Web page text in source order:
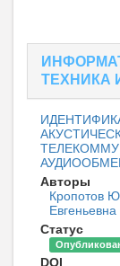
ТЕХНИКА
Авторы
Кропотов
Евгеньевна
Статус
DOI